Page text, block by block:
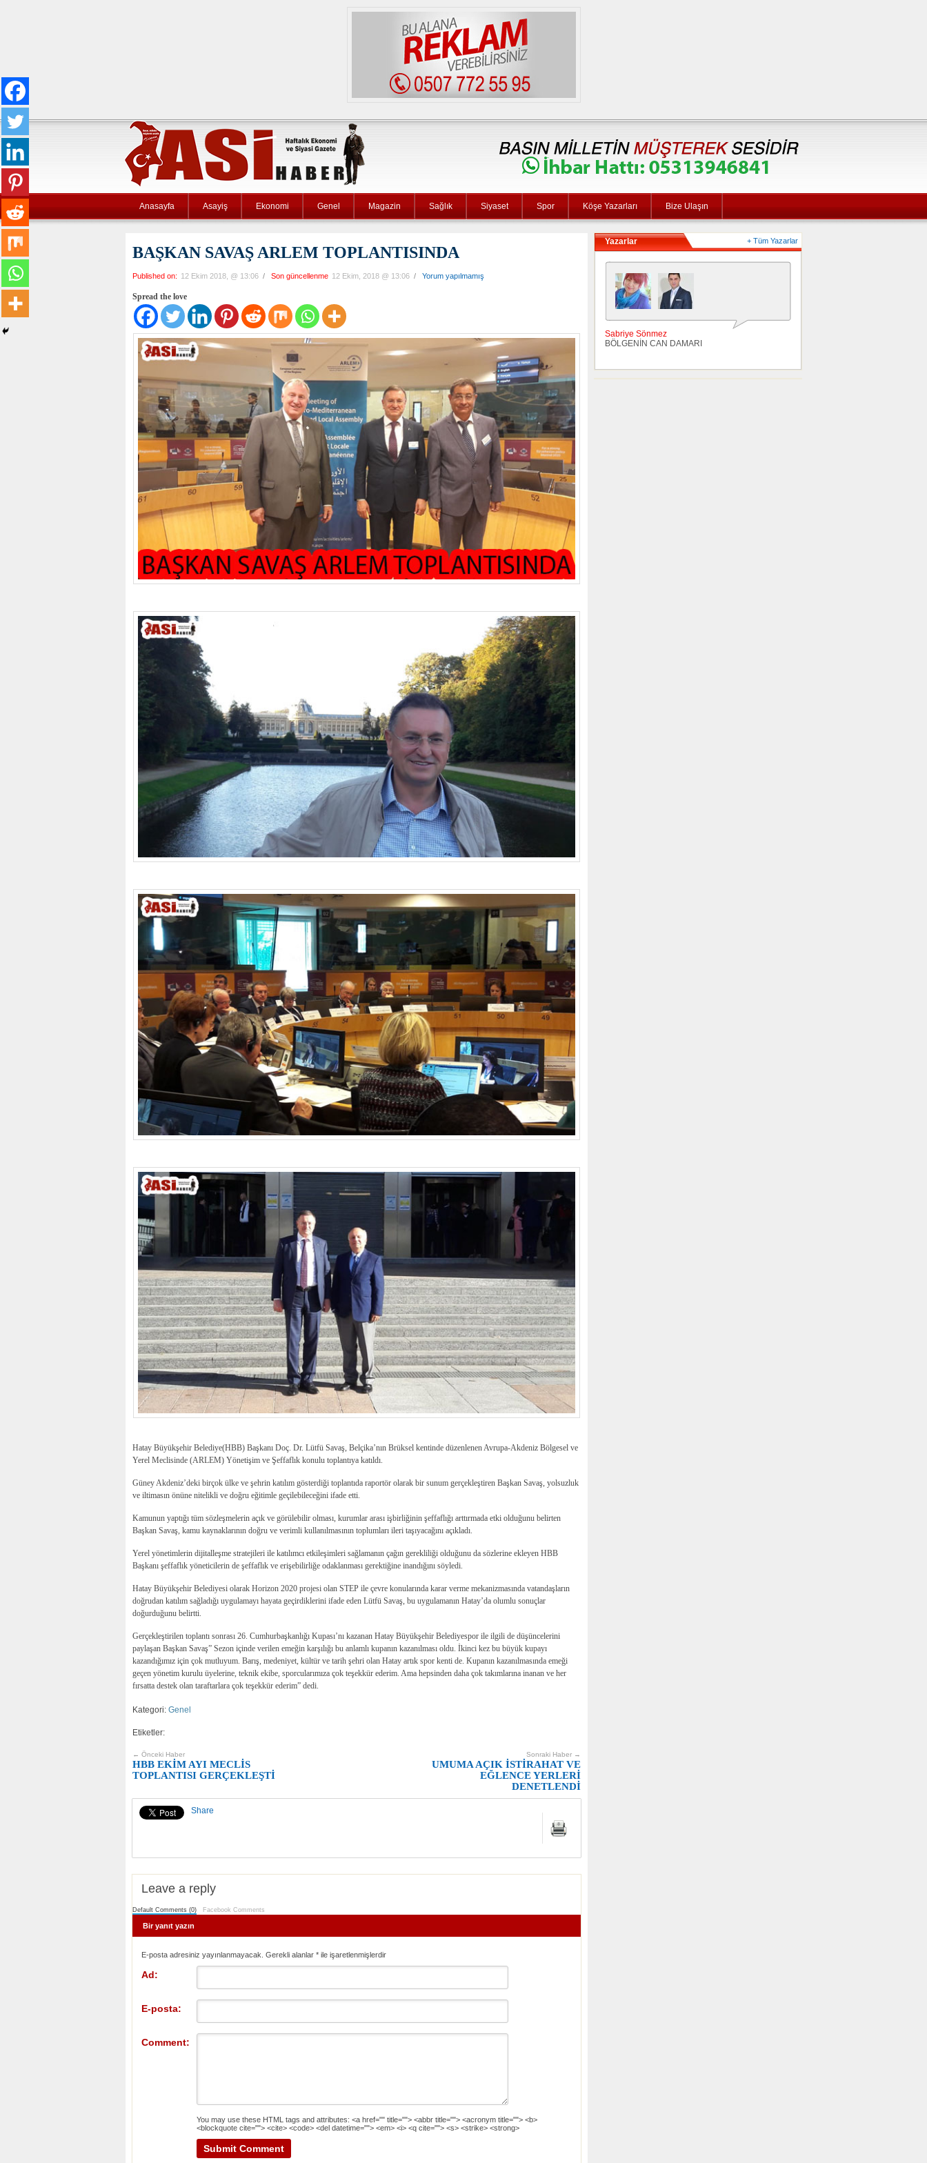
Anasayfa Asayiş Ekonomi Genel Magazin Sağlık Siyaset Spor Köşe Yazarları Bize Ulaşın
BAŞKAN SAVAŞ ARLEM TOPLANTISINDA
Published on: 12 Ekim 2018, @ 13:06 / Son güncellenme 12 Ekim, 2018 @ 13:06 / Yorum yapılmamış
Spread the love
Hatay Büyükşehir Belediye(HBB) Başkanı Doç. Dr. Lütfü Savaş, Belçika’nın Brüksel kentinde düzenlenen Avrupa-Akdeniz Bölgesel ve
Yerel Meclisinde (ARLEM) Yönetişim ve Şeffaflık konulu toplantıya katıldı.
Güney Akdeniz’deki birçok ülke ve şehrin katılım gösterdiği toplantıda raportör olarak bir sunum gerçekleştiren Başkan Savaş, yolsuzluk
ve iltimasın önüne nitelikli ve doğru eğitimle geçilebileceğini ifade etti.
Kamunun yaptığı tüm sözleşmelerin açık ve görülebilir olması, kurumlar arası işbirliğinin şeffaflığı arttırmada etki olduğunu belirten
Başkan Savaş, kamu kaynaklarının doğru ve verimli kullanılmasının toplumları ileri taşıyacağını açıkladı.
Yerel yönetimlerin dijitalleşme stratejileri ile katılımcı etkileşimleri sağlamanın çağın gerekliliği olduğunu da sözlerine ekleyen HBB
Başkanı şeffaflık yöneticilerin de şeffaflık ve erişebilirliğe odaklanması gerektiğine inandığını söyledi.
Hatay Büyükşehir Belediyesi olarak Horizon 2020 projesi olan STEP ile çevre konularında karar verme mekanizmasında vatandaşların
doğrudan katılım sağladığı uygulamayı hayata geçirdiklerini ifade eden Lütfü Savaş, bu uygulamanın Hatay’da olumlu sonuçlar
doğurduğunu belirtti.
Gerçekleştirilen toplantı sonrası 26. Cumhurbaşkanlığı Kupası’nı kazanan Hatay Büyükşehir Belediyespor ile ilgili de düşüncelerini
paylaşan Başkan Savaş” Sezon içinde verilen emeğin karşılığı bu anlamlı kupanın kazanılması oldu. İkinci kez bu büyük kupayı
kazandığımız için çok mutluyum. Barış, medeniyet, kültür ve tarih şehri olan Hatay artık spor kenti de. Kupanın kazanılmasında emeği
geçen yönetim kurulu üyelerine, teknik ekibe, sporcularımıza çok teşekkür ederim. Ama hepsinden daha çok takımlarına inanan ve her
fırsatta destek olan taraftarlara çok teşekkür ederim” dedi.
Kategori: Genel
Etiketler:
Sonraki Haber →
UMUMA AÇIK İSTİRAHAT VE
EĞLENCE YERLERİ
DENETLENDİ
← Önceki Haber
HBB EKİM AYI MECLİS
TOPLANTISI GERÇEKLEŞTİ
Share
Leave a reply
Default Comments (0) Facebook Comments
Bir yanıt yazın
E-posta adresiniz yayınlanmayacak. Gerekli alanlar * ile işaretlenmişlerdir
Ad:
E-posta:
Comment:
You may use these HTML tags and attributes: <a href="" title=""> <abbr title=""> <acronym title=""> <b>
<blockquote cite=""> <cite> <code> <del datetime=""> <em> <i> <q cite=""> <s> <strike> <strong>
Yazarlar + Tüm Yazarlar
Sabriye Sönmez
BÖLGENİN CAN DAMARI